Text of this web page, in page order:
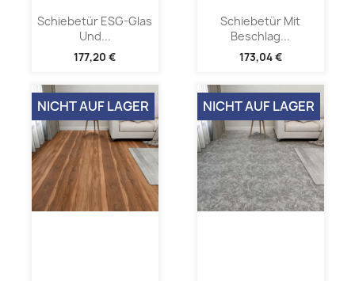
Schiebetür ESG-Glas
Und...
177,20 €
Schiebetür Mit
Beschlag...
173,04 €
NICHT AUF LAGER NICHT AUF LAGER